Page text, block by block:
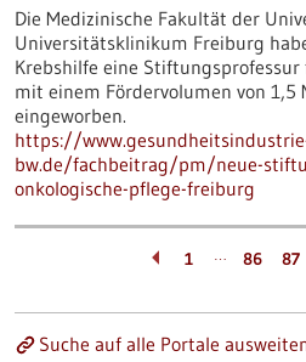
Die Medizinische Fakultät der
Universitätsklinikum Freiburg
Krebshilfe eine Stiftungsprofessur
mit einem Fördervolumen von 1,5
eingeworben.
https://
bw.de/fachbeitrag/pm/neue-
onkologische-pflege-freiburg
1 … 86 87
Suche auf alle Portale